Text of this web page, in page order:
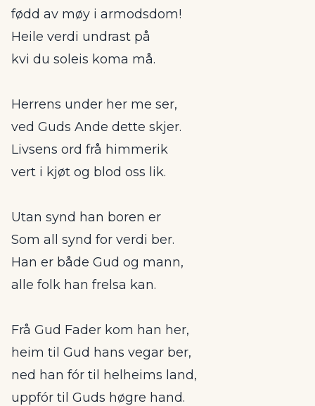
fødd av møy i armodsdom!
Heile verdi undrast på
kvi du soleis koma må.
Herrens under her me ser,
ved Guds Ande dette skjer.
Livsens ord frå himmerik
vert i kjøt og blod oss lik.
Utan synd han boren er
Som all synd for verdi ber.
Han er både Gud og mann,
alle folk han frelsa kan.
Frå Gud Fader kom han her,
heim til Gud hans vegar ber,
ned han fór til helheims land,
uppfór til Guds høgre hand.